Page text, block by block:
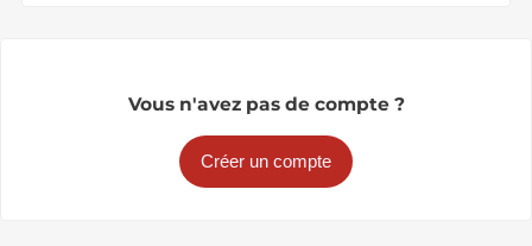
Vous n'avez pas de compte ?
Créer un compte